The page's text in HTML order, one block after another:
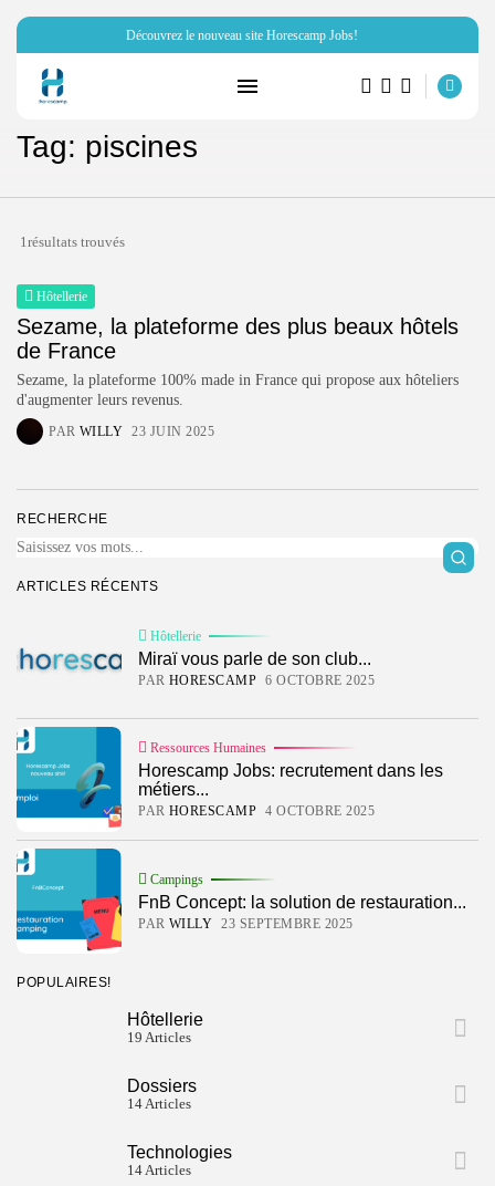
Découvrez le nouveau site Horescamp Jobs!
RECHERCHE
Ressources Humaines
Horescamp Jobs: recrutement dans
PAR HORESCAMP 4 OCTOBRE 2025
Campings
POPULAIRES!
Hôtellerie
Dossiers
14 Articles
14 Articles
Campings
9 Articles
DERNIERS AVIS
Technologies
Notre avis sur Connecteam
Notre avis sur Agendrix
WILLY 20 DÉCEMBRE 2021
Plus de contenu avec l'abonnement "PRO+" pour seulement
3€99 / mois !
Tag: piscines
1résultats trouvés
Hôtellerie
Sezame, la plateforme des plus beaux hôtels
de France
Sezame, la plateforme 100% made in France qui propose aux hôteliers
d'augmenter leurs revenus.
PAR WILLY 23 JUIN 2025
RECHERCHE
ARTICLES RÉCENTS
Hôtellerie
Miraï vous parle de son club...
PAR HORESCAMP 6 OCTOBRE 2025
Ressources Humaines
Horescamp Jobs: recrutement dans les
métiers...
PAR HORESCAMP 4 OCTOBRE 2025
Campings
FnB Concept: la solution de restauration...
PAR WILLY 23 SEPTEMBRE 2025
POPULAIRES!
Hôtellerie
19 Articles
Dossiers
14 Articles
Technologies
14 Articles